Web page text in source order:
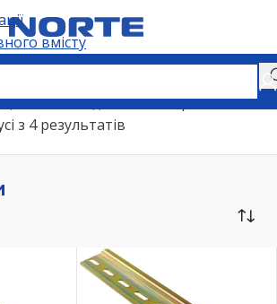
вмісту
обладнання DIN-рейки
з 4 результатів